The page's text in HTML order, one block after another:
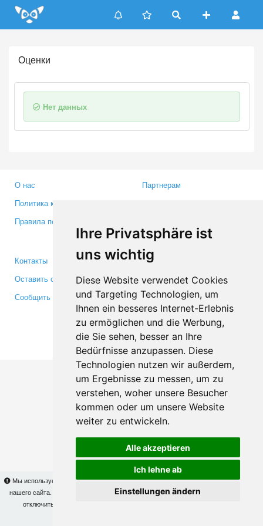
Ihre Privatsphäre ist
uns wichtig
Diese Website verwendet Cookies
und Targeting Technologien, um
Ihnen ein besseres Internet-Erlebnis
zu ermöglichen und die Werbung,
die Sie sehen, besser an Ihre
Bedürfnisse anzupassen. Diese
Technologien nutzen wir außerdem,
um Ergebnisse zu messen, um zu
verstehen, woher unsere Besucher
kommen oder um unsere Website
weiter zu entwickeln.
Alle akzeptieren
Ich lehne ab
Einstellungen ändern
Update cookies preferences
Мы используем cookies для того, чтобы Вы могли использовать весь функционал
нашего сайта. На
Вы сможете узнать подробности и, при желании,
отключить использование cookies. Продолжая пользоваться сайтом, Вы
Оценки
Нет данных
О нас
Политика конфиденциальности
Правила пользования
Партнерам
Медиа
Контакты
Оставить отзыв
Сообщить об ошибке
Facebook
Twitter
YouTube
Google+
Makis© Copyright 2026